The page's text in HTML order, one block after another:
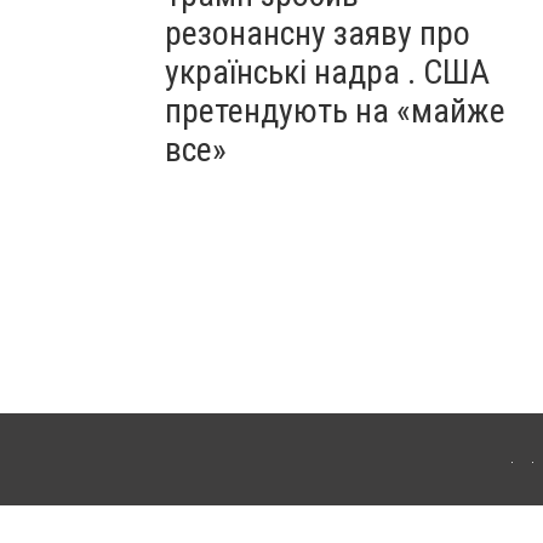
резонансну заяву про
українські надра . США
претендують на «майже
все»